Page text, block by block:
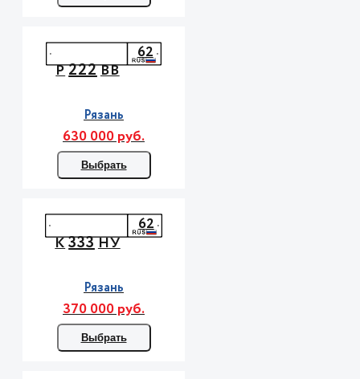
Р222ВВ
62
Рязань
630 000 руб.
Выбрать
К333НУ
62
Рязань
370 000 руб.
Выбрать